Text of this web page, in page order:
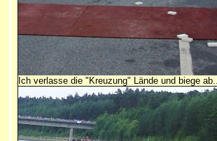
Ich verlasse die "Kreuzung" Lände und biege ab...